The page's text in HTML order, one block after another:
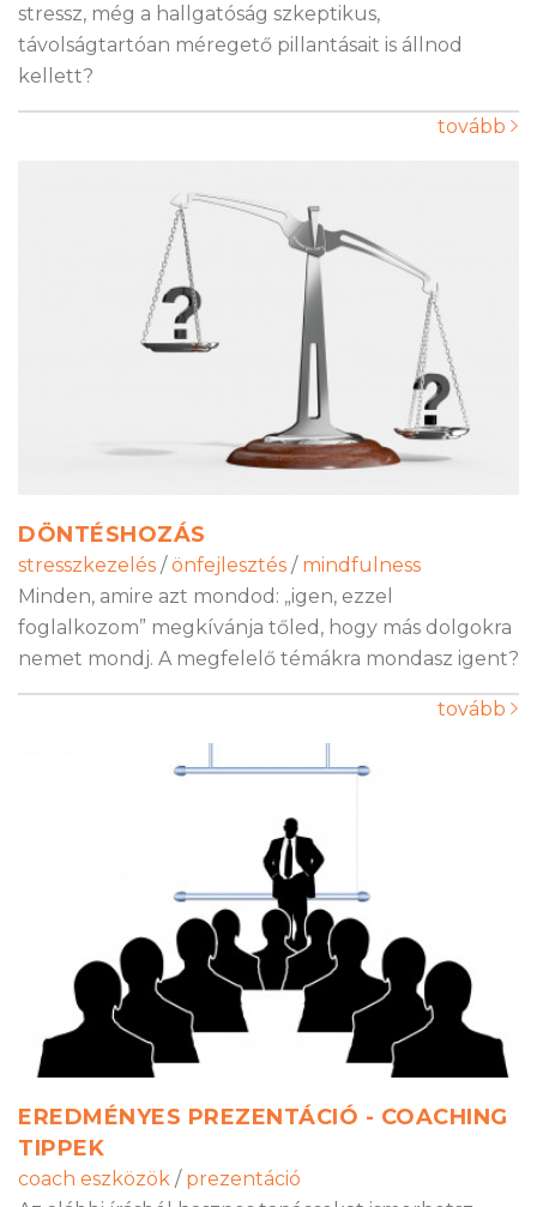
stressz, még a hallgatóság szkeptikus,
távolságtartóan méregető pillantásait is állnod
kellett?
tovább
DÖNTÉSHOZÁS
stresszkezelés / önfejlesztés / mindfulness
Minden, amire azt mondod: „igen, ezzel
foglalkozom” megkívánja tőled, hogy más dolgokra
nemet mondj. A megfelelő témákra mondasz igent?
tovább
EREDMÉNYES PREZENTÁCIÓ - COACHING
TIPPEK
coach eszközök / prezentáció